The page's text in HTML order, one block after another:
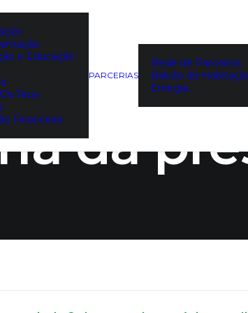
e Educação
Teus
Financeira
PARCERIAS
Rede de Parceiros
Balcão de
Energia
da